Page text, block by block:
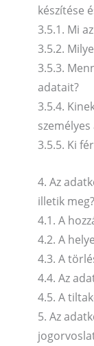
készítése
3.5.1. Mi
3.5.2.
3.5.3.
adatait?
3.5.4.
3.5.5. Ki
4. Az
illetik meg?
4.1. A
4.2. A
4.3. A
4.4. Az
4.5. A
5. Az